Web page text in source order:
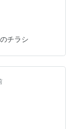
秘の扉を開
2500年前の時
が数奇な絆
ドラマが幕を
と住む、どこ
チラシ